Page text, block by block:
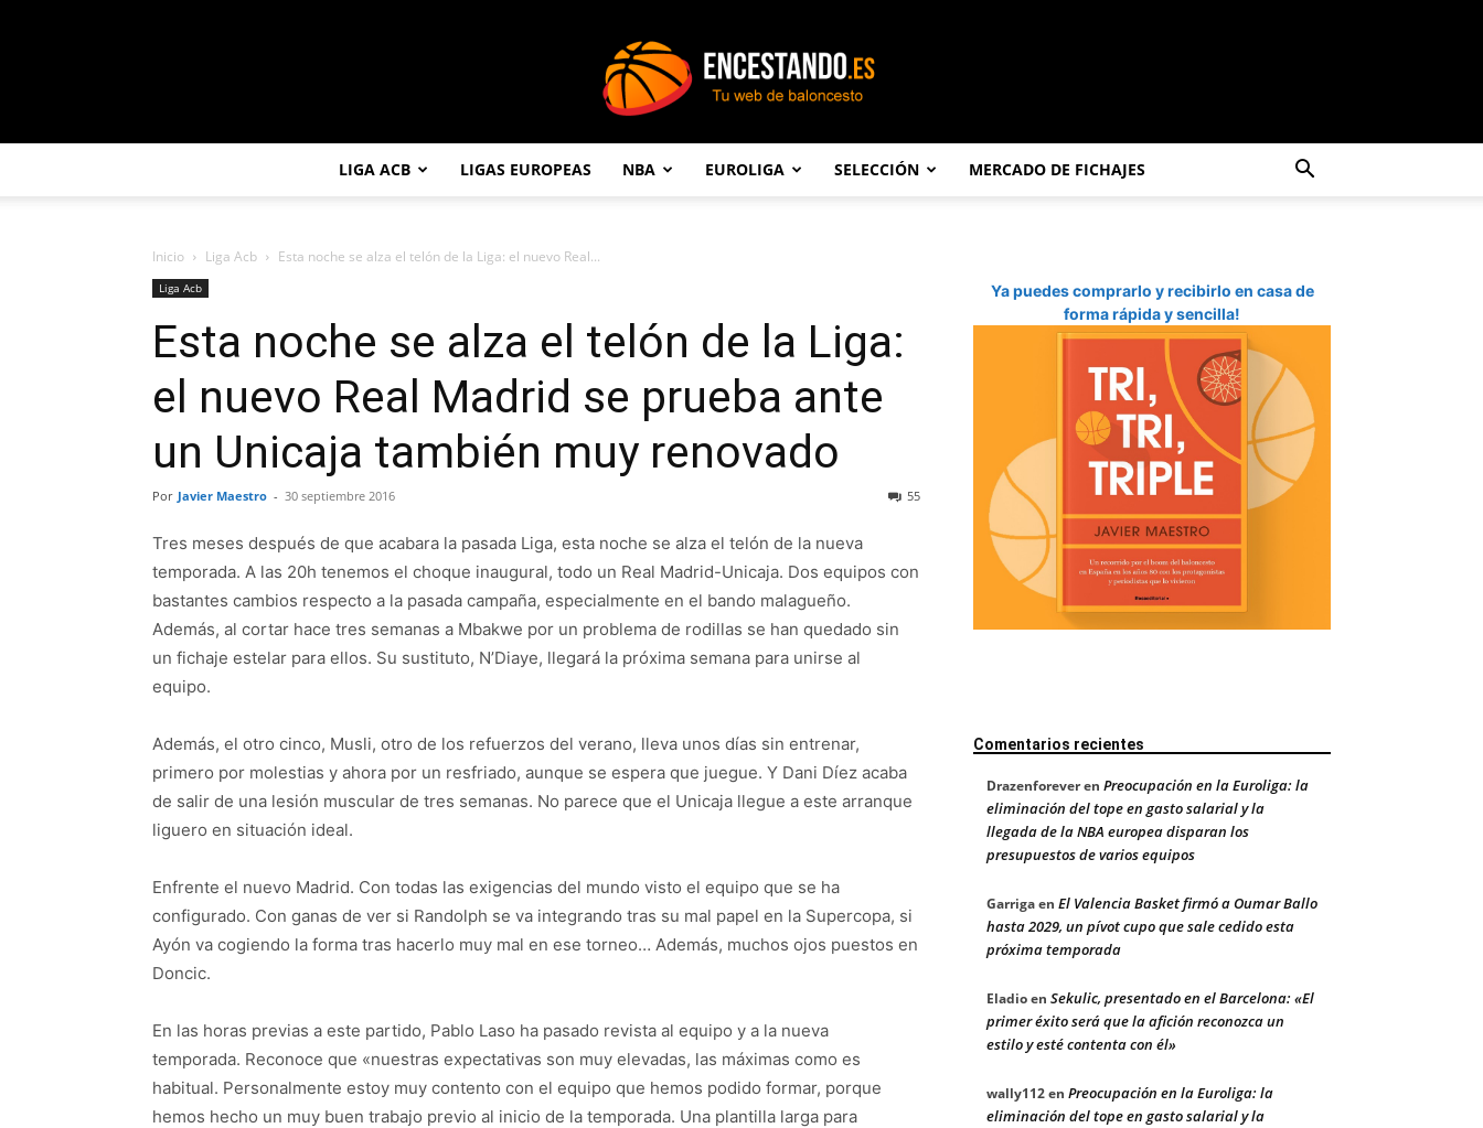
LIGA ACB LIGAS EUROPEAS NBA EUROLIGA SELECCIÓN MERCADO DE FICHAJES
Inicio Liga Acb Esta noche se alza el telón de la Liga: el nuevo Real...
Liga Acb
Esta noche se alza el telón de la Liga:
el nuevo Real Madrid se prueba ante
un Unicaja también muy renovado
Por Javier Maestro - 30 septiembre 2016 55
Tres meses después de que acabara la pasada Liga, esta noche se alza el telón de la nueva
temporada. A las 20h tenemos el choque inaugural, todo un Real Madrid-Unicaja. Dos equipos con
bastantes cambios respecto a la pasada campaña, especialmente en el bando malagueño.
Además, al cortar hace tres semanas a Mbakwe por un problema de rodillas se han quedado sin
un fichaje estelar para ellos. Su sustituto, N’Diaye, llegará la próxima semana para unirse al
equipo.
Además, el otro cinco, Musli, otro de los refuerzos del verano, lleva unos días sin entrenar,
primero por molestias y ahora por un resfriado, aunque se espera que juegue. Y Dani Díez acaba
de salir de una lesión muscular de tres semanas. No parece que el Unicaja llegue a este arranque
liguero en situación ideal.
Enfrente el nuevo Madrid. Con todas las exigencias del mundo visto el equipo que se ha
configurado. Con ganas de ver si Randolph se va integrando tras su mal papel en la Supercopa, si
Ayón va cogiendo la forma tras hacerlo muy mal en ese torneo… Además, muchos ojos puestos en
Doncic.
En las horas previas a este partido, Pablo Laso ha pasado revista al equipo y a la nueva
temporada. Reconoce que «nuestras expectativas son muy elevadas, las máximas como es
habitual. Personalmente estoy muy contento con el equipo que hemos podido formar, porque
hemos hecho un muy buen trabajo previo al inicio de la temporada. Una plantilla larga para
Ya puedes comprarlo y recibirlo en casa de
forma rápida y sencilla!
Comentarios recientes
Drazenforeveren Preocupación en la Euroliga: la
eliminación del tope en gasto salarial y la
llegada de la NBA europea disparan los
presupuestos de varios equipos
Garrigaen El Valencia Basket firmó a Oumar Ballo
hasta 2029, un pívot cupo que sale cedido esta
próxima temporada
Eladioen Sekulic, presentado en el Barcelona: «El
primer éxito será que la afición reconozca un
estilo y esté contenta con él»
wally112en Preocupación en la Euroliga: la
eliminación del tope en gasto salarial y la